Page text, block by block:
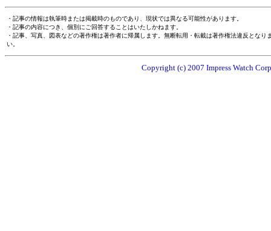
・記事の情報は執筆時または掲載時のものであり、現状では異なる可能性があります。
・記事の内容につき、個別にご回答することはいたしかねます。
・記事、写真、図表などの著作権は著作者に帰属します。無断転用・転載は著作権法違反とな
い。
Copyright (c) 2007 Impress Watch